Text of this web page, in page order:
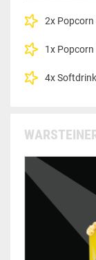
2x Popcorn
1x Popcorn
4x